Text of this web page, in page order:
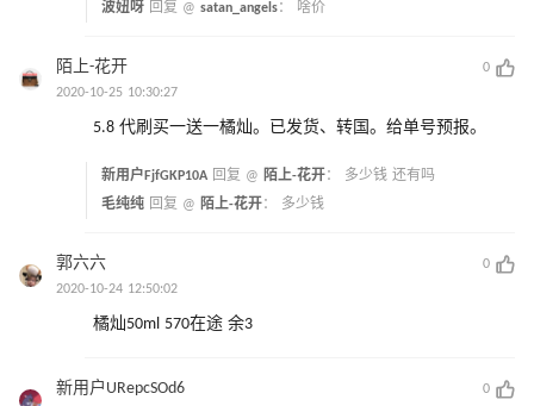
波妞呀 回复 @ satan_angels： 啥价
陌上-花开
0
2020-10-25 10:30:27
5.8 代刷买一送一橘灿。已发货、转国。给单号预报。
新用户FjfGKP10A 回复 @ 陌上-花开： 多少钱 还有吗
毛纯纯 回复 @ 陌上-花开： 多少钱
郭六六
0
2020-10-24 12:50:02
橘灿50ml 570在途 余3
新用户URepcSOd6
0